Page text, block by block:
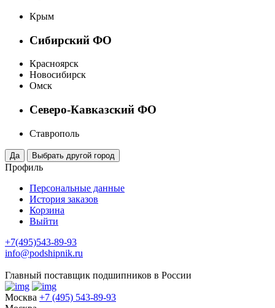
Крым
Сибирский ФО
Красноярск
Новосибирск
Омск
Северо-Кавказский ФО
Ставрополь
Профиль
Персональные данные
История заказов
Корзина
Выйти
+7(495)543-89-93
info@podshipnik.ru
Главный поставщик подшипников в России
Москва +7 (495) 543-89-93